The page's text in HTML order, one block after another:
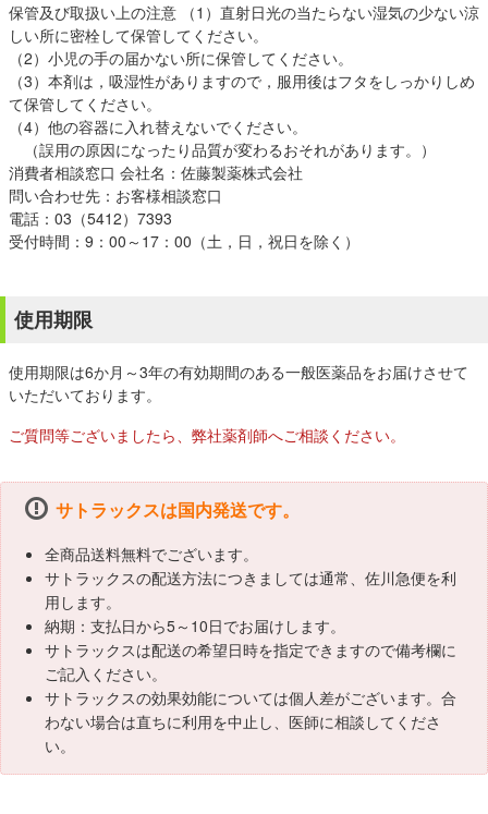
保管及び取扱い上の注意 （1）直射日光の当たらない湿気の少ない涼
しい所に密栓して保管してください。
（2）小児の手の届かない所に保管してください。
（3）本剤は，吸湿性がありますので，服用後はフタをしっかりしめ
て保管してください。
（4）他の容器に入れ替えないでください。
（誤用の原因になったり品質が変わるおそれがあります。）
消費者相談窓口 会社名：佐藤製薬株式会社
問い合わせ先：お客様相談窓口
電話：03（5412）7393
受付時間：9：00～17：00（土，日，祝日を除く）
使用期限
使用期限は6か月～3年の有効期間のある一般医薬品をお届けさせて
いただいております。
ご質問等ございましたら、弊社薬剤師へご相談ください。
サトラックスは国内発送です。
全商品送料無料でございます。
サトラックスの配送方法につきましては通常、佐川急便を利
用します。
納期：支払日から5～10日でお届けします。
サトラックスは配送の希望日時を指定できますので備考欄に
ご記入ください。
サトラックスの効果効能については個人差がございます。合
わない場合は直ちに利用を中止し、医師に相談してくださ
い。